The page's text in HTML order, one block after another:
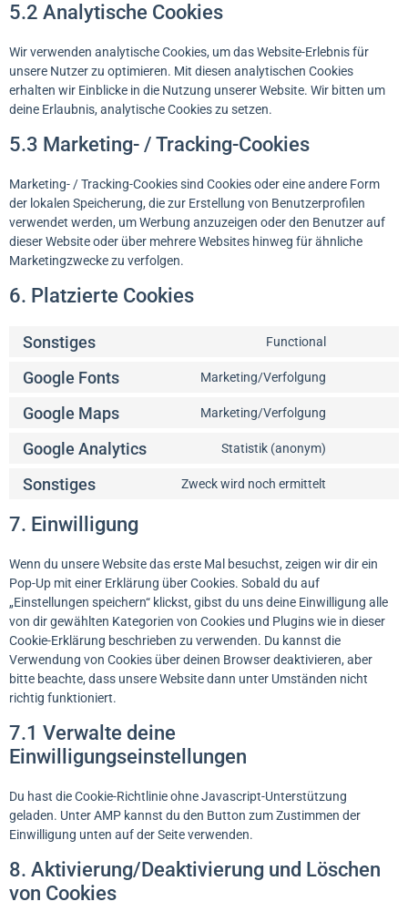
5.2 Analytische Cookies
Wir verwenden analytische Cookies, um das Website-Erlebnis für
unsere Nutzer zu optimieren. Mit diesen analytischen Cookies
erhalten wir Einblicke in die Nutzung unserer Website. Wir bitten um
deine Erlaubnis, analytische Cookies zu setzen.
5.3 Marketing- / Tracking-Cookies
Marketing- / Tracking-Cookies sind Cookies oder eine andere Form
der lokalen Speicherung, die zur Erstellung von Benutzerprofilen
verwendet werden, um Werbung anzuzeigen oder den Benutzer auf
dieser Website oder über mehrere Websites hinweg für ähnliche
Marketingzwecke zu verfolgen.
6. Platzierte Cookies
Sonstiges Functional
Google Fonts Marketing/Verfolgung
Google Maps Marketing/Verfolgung
Google Analytics Statistik (anonym)
Sonstiges Zweck wird noch ermittelt
7. Einwilligung
Wenn du unsere Website das erste Mal besuchst, zeigen wir dir ein
Pop-Up mit einer Erklärung über Cookies. Sobald du auf
„Einstellungen speichern“ klickst, gibst du uns deine Einwilligung alle
von dir gewählten Kategorien von Cookies und Plugins wie in dieser
Cookie-Erklärung beschrieben zu verwenden. Du kannst die
Verwendung von Cookies über deinen Browser deaktivieren, aber
bitte beachte, dass unsere Website dann unter Umständen nicht
richtig funktioniert.
7.1 Verwalte deine
Einwilligungseinstellungen
Du hast die Cookie-Richtlinie ohne Javascript-Unterstützung
geladen. Unter AMP kannst du den Button zum Zustimmen der
Einwilligung unten auf der Seite verwenden.
8. Aktivierung/Deaktivierung und Löschen
von Cookies